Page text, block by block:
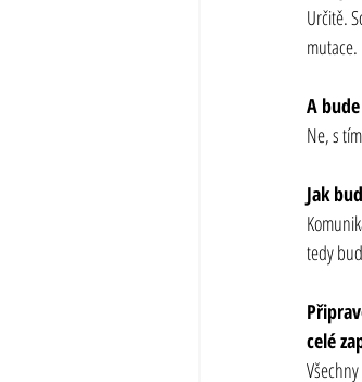
Určitě.
mutace.
A
Ne, s
Jak
tedy
celé